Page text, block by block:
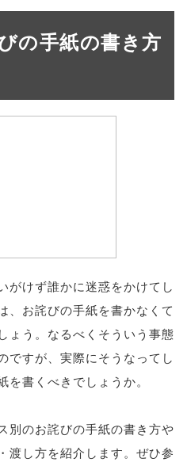
の手紙の書き方
がけず誰かに迷惑をかけてし
、お詫びの手紙を書かなくて
ょう。なるべくそういう事態
ですが、実際にそうなってし
を書くべきでしょうか。
別のお詫びの手紙の書き方や
渡し方を紹介します。ぜひ参